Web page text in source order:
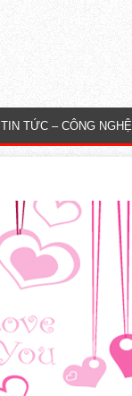
TIN TỨC – CÔNG NGHỆ